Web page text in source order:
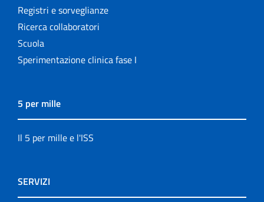
Registri e sorveglianze
Ricerca collaboratori
Scuola
Sperimentazione clinica fase I
5 per mille
Il 5 per mille e l'ISS
SERVIZI